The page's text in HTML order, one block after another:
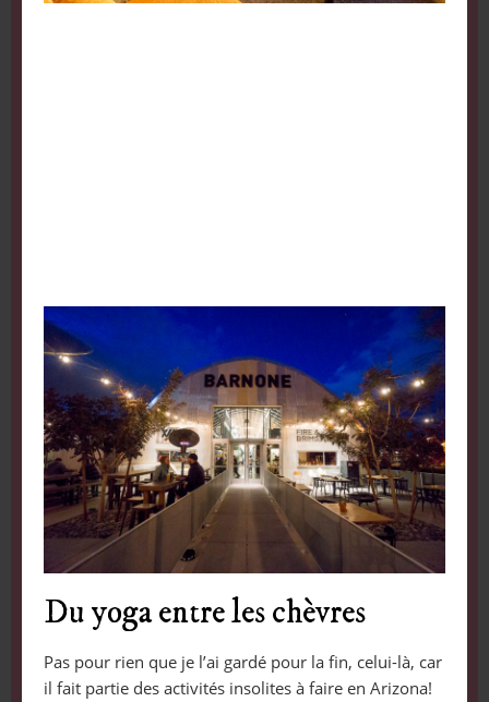
Du yoga entre les chèvres
Pas pour rien que je l’ai gardé pour la fin, celui-là, car
il fait partie des activités insolites à faire en Arizona!